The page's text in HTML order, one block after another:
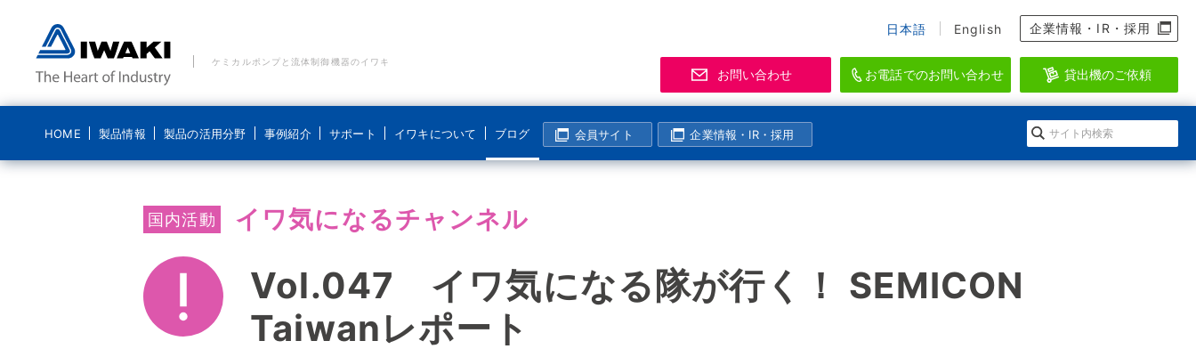
日本語 English 企業情報・IR・採用
ケミカルポンプと流体制御機器のイワキ
お問い合わせ お電話でのお問い合わせ 貸出機のご依頼
HOME 製品情報
ポンプ
モーター駆動定量ポンプ
電磁駆動定量ポンプ
システム製品
IWAKI AQUATIC
水生生物の維持管理に特化したシステムを
製品の活用分野
水処理分野
医療機器分野
新エネルギー分野
食品分野
化学分野
表面処理分野
製紙・パルプ分野
半導体・液晶分野
事例紹介
水処理分野
食品分野
半導体・液晶分野
その他の分野
サポート
メールでのお問い合わせ
電話でのお問い合わせ
貸出機のご依頼
修理に関するお問い合わせ
よくあるご質問
該非判定について
生産終了製品情報
動画ギャラリー
会員登録
会員ログイン
イワキについて
経営理念
コンプライアンス基本方針
ディスクロージャーポリシー
会社概要
支店・営業所
海外拠点
生産拠点
技術センター
ニュースリリース
ブログ
導入事例
こんなところにイワキです
コンニチハ！世界のIWAKI
過去のメールマガジン一覧
会員サイト 企業情報・IR・採用
国内活動 イワ気になるチャンネル
Vol.047 イワ気になる隊が行く！ SEMICON
Taiwanレポート